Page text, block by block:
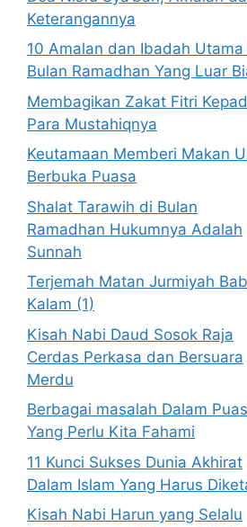
Keterangannya
10 Amalan dan Ibadah Utama
Bulan Ramadhan Yang Luar
Membagikan Zakat Fitri
Para Mustahiqnya
Keutamaan Memberi Makan
Berbuka Puasa
Shalat Tarawih di Bulan
Ramadhan Hukumnya Adalah
Sunnah
Terjemah Matan Jurmiyah Bab
Kalam (1)
Kisah Nabi Daud Sosok Raja
Cerdas Perkasa dan Bersuara
Merdu
Berbagai masalah Dalam
Yang Perlu Kita Fahami
11 Kunci Sukses Dunia Akhirat
Dalam Islam Yang Harus
Kisah Nabi Harun yang Selalu